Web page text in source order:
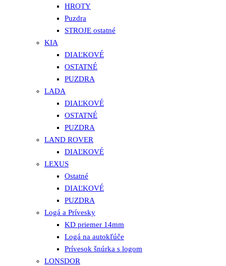
HROTY
Puzdra
STROJE ostatné
KIA
DIAĽKOVÉ
OSTATNÉ
PUZDRA
LADA
DIAĽKOVÉ
OSTATNÉ
PUZDRA
LAND ROVER
DIAĽKOVÉ
LEXUS
Ostatné
DIAĽKOVÉ
PUZDRA
Logá a Prívesky
KD priemer 14mm
Logá na autokľúče
Prívesok šnúrka s logom
LONSDOR